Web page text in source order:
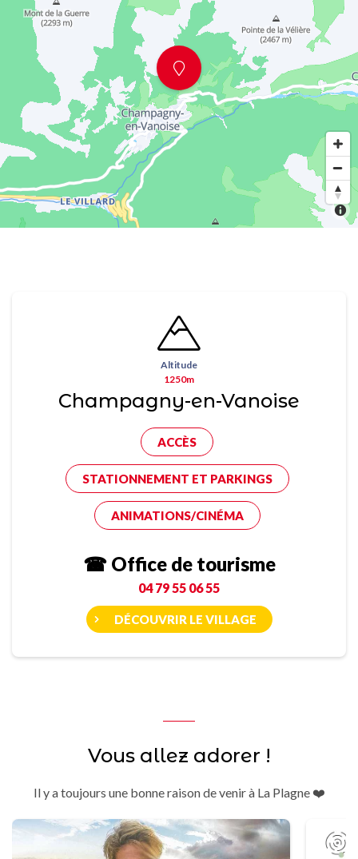
Altitude
1250m
Champagny-en-Vanoise
ACCÈS
STATIONNEMENT ET PARKINGS
ANIMATIONS/CINÉMA
☎ Office de tourisme
04 79 55 06 55
DÉCOUVRIR LE VILLAGE
Vous allez adorer !
Il y a toujours une bonne raison de venir à La Plagne ❤️